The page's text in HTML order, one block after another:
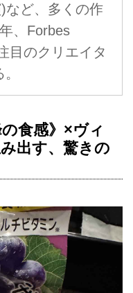
など、多くの作
、Forbes
目のクリエイタ
食感》×ヴィ
出す、驚きの